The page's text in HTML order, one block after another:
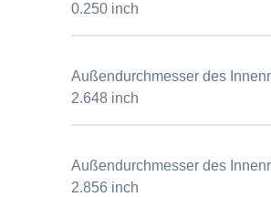
0.250 inch
Außendurchmesser des
2.648 inch
Außendurchmesser des
2.856 inch